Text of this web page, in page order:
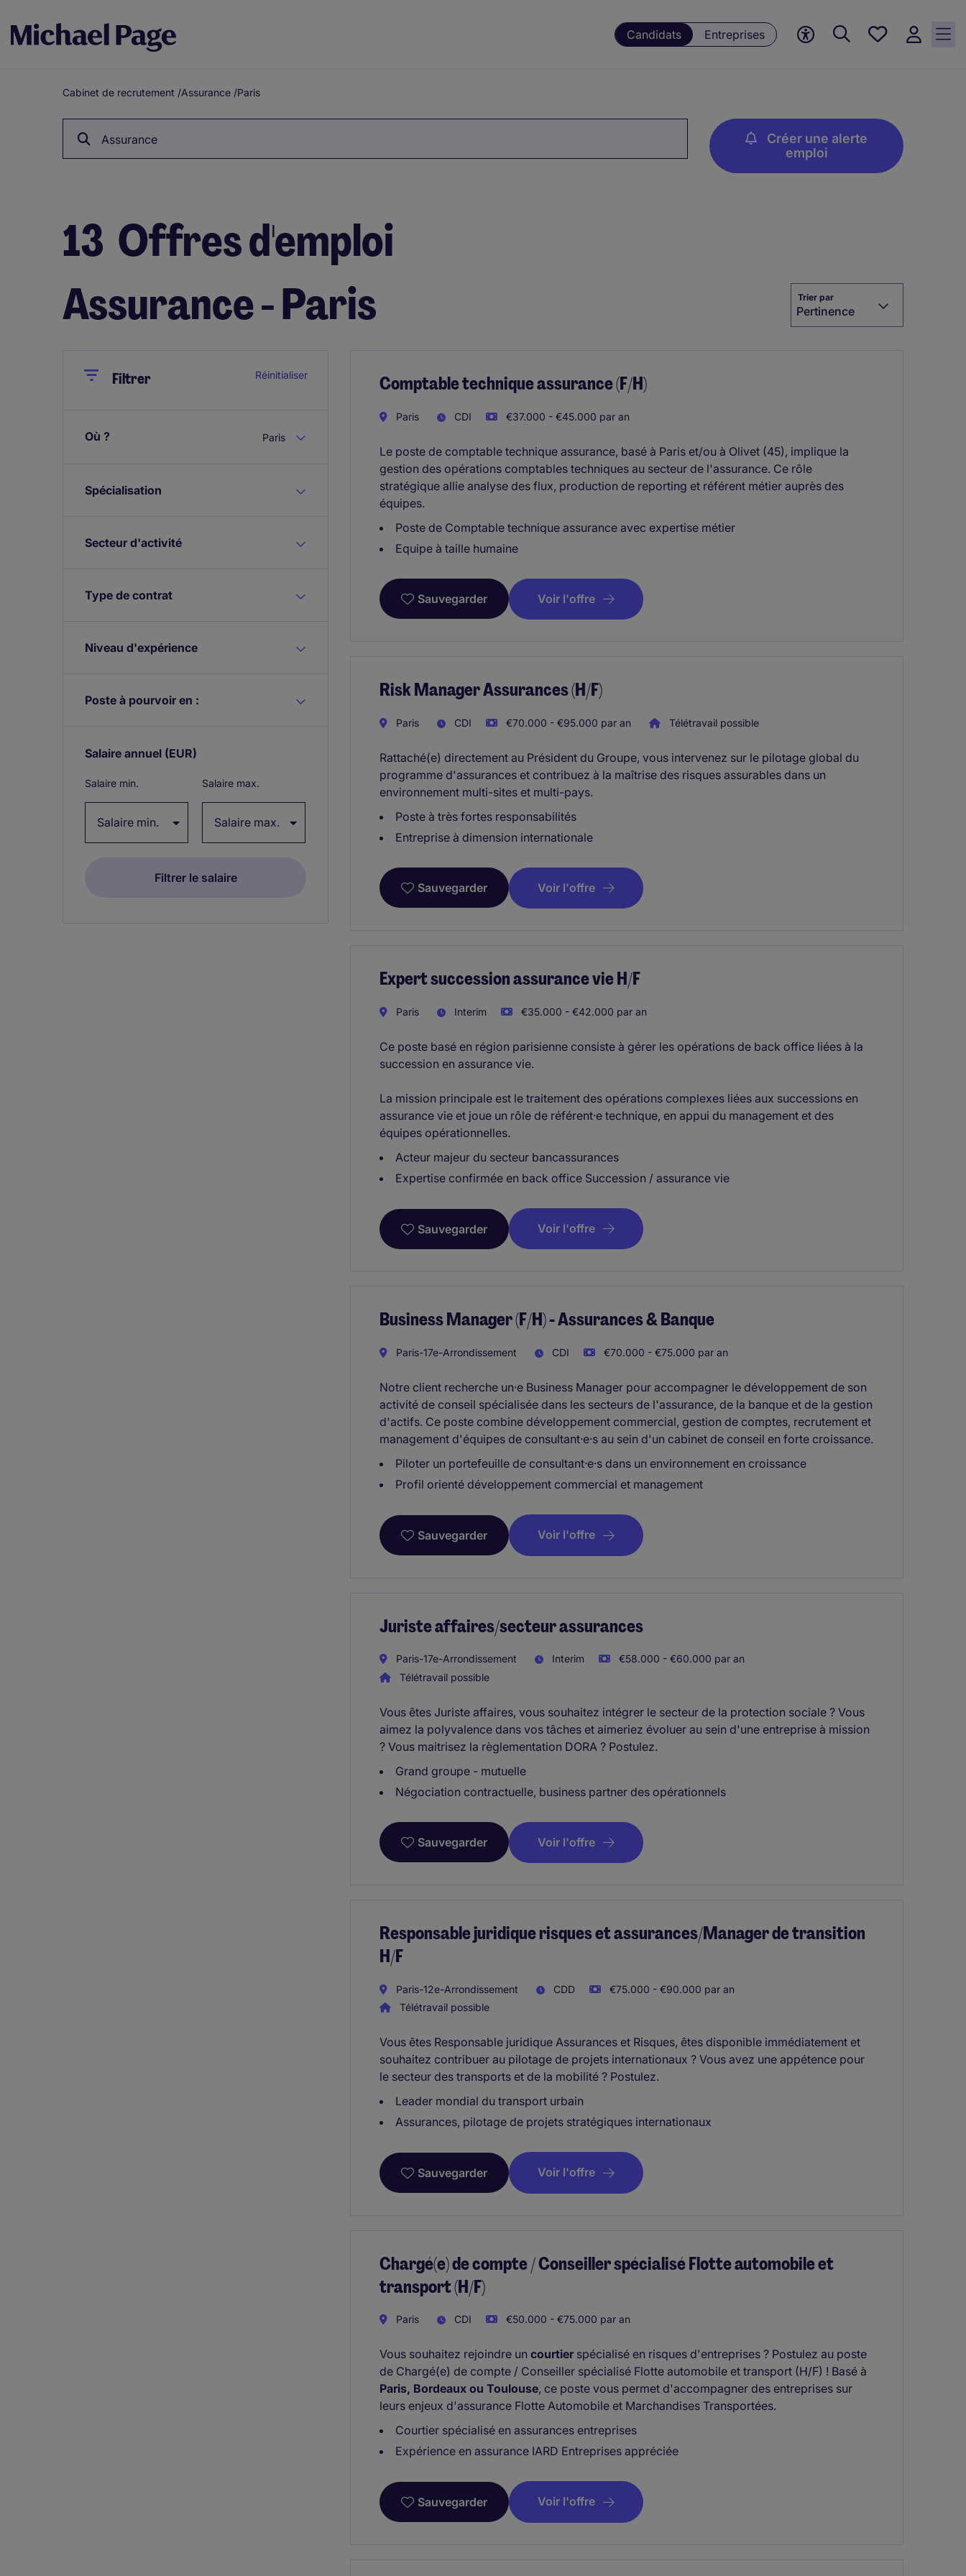
Candidats Entreprises
Mes offres, 0
Fil
d'Ariane
Cabinet de recrutement /Assurance /Paris
Assurance
Créer une alerte
emploi
13 Offres d'emploi
Assurance - Paris
Trier par
Pertinence
CloseFiltrer Réinitialiser
Où ? Paris
Spécialisation
Secteur d'activité
Type de contrat
Niveau d'expérience
Poste à pourvoir en :
Salaire annuel (EUR)
Salaire min. Salaire max.
Comptable technique assurance (F/H)
Paris CDI €37.000 - €45.000 par an
Le poste de comptable technique assurance, basé à Paris et/ou à Olivet (45), implique la
gestion des opérations comptables techniques au secteur de l'assurance. Ce rôle
stratégique allie analyse des flux, production de reporting et référent métier auprès des
équipes.
Poste de Comptable technique assurance avec expertise métier
Equipe à taille humaine
Sauvegarder Voir l'offre
Risk Manager Assurances (H/F)
Paris CDI €70.000 - €95.000 par an Télétravail possible
Rattaché(e) directement au Président du Groupe, vous intervenez sur le pilotage global du
programme d'assurances et contribuez à la maîtrise des risques assurables dans un
environnement multi-sites et multi-pays.
Poste à très fortes responsabilités
Entreprise à dimension internationale
Sauvegarder Voir l'offre
Expert succession assurance vie H/F
Paris Interim €35.000 - €42.000 par an
Ce poste basé en région parisienne consiste à gérer les opérations de back office liées à la
succession en assurance vie.
La mission principale est le traitement des opérations complexes liées aux successions en
assurance vie et joue un rôle de référent·e technique, en appui du management et des
équipes opérationnelles.
Acteur majeur du secteur bancassurances
Expertise confirmée en back office Succession / assurance vie
Sauvegarder Voir l'offre
Business Manager (F/H) - Assurances & Banque
Paris-17e-Arrondissement CDI €70.000 - €75.000 par an
Notre client recherche un·e Business Manager pour accompagner le développement de son
activité de conseil spécialisée dans les secteurs de l'assurance, de la banque et de la gestion
d'actifs. Ce poste combine développement commercial, gestion de comptes, recrutement et
management d'équipes de consultant·e·s au sein d'un cabinet de conseil en forte croissance.
Piloter un portefeuille de consultant·e·s dans un environnement en croissance
Profil orienté développement commercial et management
Sauvegarder Voir l'offre
Juriste affaires/secteur assurances
Paris-17e-Arrondissement Interim
€58.000 - €60.000 par an
Télétravail possible
Vous êtes Juriste affaires, vous souhaitez intégrer le secteur de la protection sociale ? Vous
aimez la polyvalence dans vos tâches et aimeriez évoluer au sein d'une entreprise à mission
? Vous maitrisez la règlementation DORA ? Postulez.
Grand groupe - mutuelle
Négociation contractuelle, business partner des opérationnels
Sauvegarder Voir l'offre
Responsable juridique risques et assurances/Manager de transition
H/F
Paris-12e-Arrondissement CDD
€75.000 - €90.000 par an
Télétravail possible
Vous êtes Responsable juridique Assurances et Risques, êtes disponible immédiatement et
souhaitez contribuer au pilotage de projets internationaux ? Vous avez une appétence pour
le secteur des transports et de la mobilité ? Postulez.
Leader mondial du transport urbain
Assurances, pilotage de projets stratégiques internationaux
Sauvegarder Voir l'offre
Chargé(e) de compte / Conseiller spécialisé Flotte automobile et
transport (H/F)
Paris CDI €50.000 - €75.000 par an
Vous souhaitez rejoindre un courtier spécialisé en risques d'entreprises ? Postulez au poste
de Chargé(e) de compte / Conseiller spécialisé Flotte automobile et transport (H/F) ! Basé à
Paris, Bordeaux ou Toulouse, ce poste vous permet d'accompagner des entreprises sur
leurs enjeux d'assurance Flotte Automobile et Marchandises Transportées.
Courtier spécialisé en assurances entreprises
Expérience en assurance IARD Entreprises appréciée
Sauvegarder Voir l'offre